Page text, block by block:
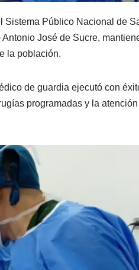
Sistema Público Nacional de
José de Sucre,
la población.
de guardia ejecutó con
programadas y la atención